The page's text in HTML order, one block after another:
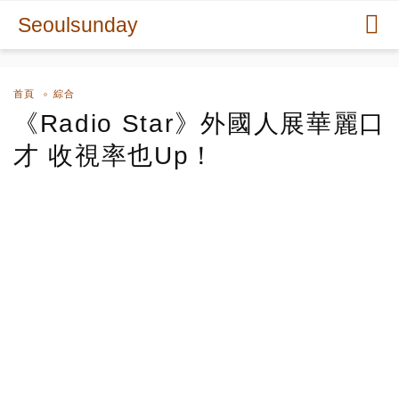
Seoulsunday
首頁 綜合
《Radio Star》外國人展華麗口
才 收視率也Up！